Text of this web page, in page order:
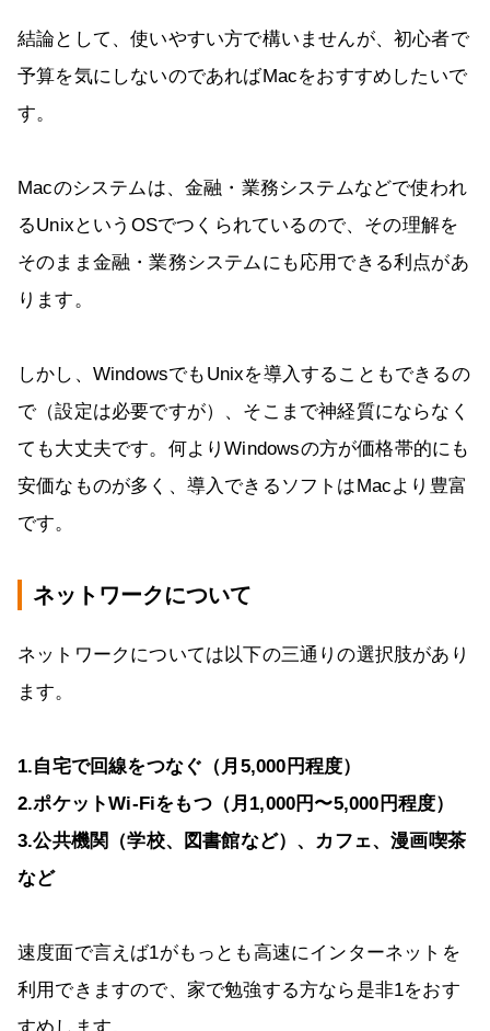
結論として、使いやすい方で構いませんが、初心者で
予算を気にしないのであればMacをおすすめしたいで
す。
Macのシステムは、金融・業務システムなどで使われ
るUnixというOSでつくられているので、その理解を
そのまま金融・業務システムにも応用できる利点があ
ります。
しかし、WindowsでもUnixを導入することもできるの
で（設定は必要ですが）、そこまで神経質にならなく
ても大丈夫です。何よりWindowsの方が価格帯的にも
安価なものが多く、導入できるソフトはMacより豊富
です。
ネットワークについて
ネットワークについては以下の三通りの選択肢があり
ます。
1.自宅で回線をつなぐ（月5,000円程度）
2.ポケットWi-Fiをもつ（月1,000円〜5,000円程度）
3.公共機関（学校、図書館など）、カフェ、漫画喫茶
など
速度面で言えば1がもっとも高速にインターネットを
利用できますので、家で勉強する方なら是非1をおす